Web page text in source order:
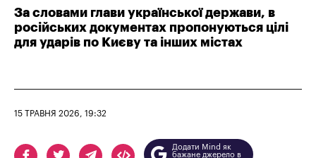
За словами глави української держави, в
російських документах пропонуються цілі
для ударів по Києву та інших містах
15 ТРАВНЯ 2026, 19:32
Додати Mind як
бажане джерело в